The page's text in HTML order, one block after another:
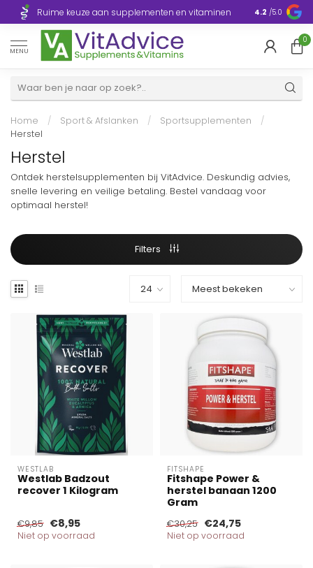
Ruime keuze aan supplementen en vitaminen Europa
4.2 /5.0
MENU
0
Home / Sport & Afslanken / Sportsupplementen
/
Herstel
Herstel
Ontdek herstelsupplementen bij VitAdvice. Deskundig advies,
snelle levering en veilige betaling. Bestel vandaag voor
optimaal herstel!
Filters
WESTLAB
Westlab Badzout
recover 1 Kilogram
€9,85 €8,95
Niet op voorraad
FITSHAPE
Fitshape Power &
herstel banaan 1200
Gram
€30,25 €24,75
Niet op voorraad